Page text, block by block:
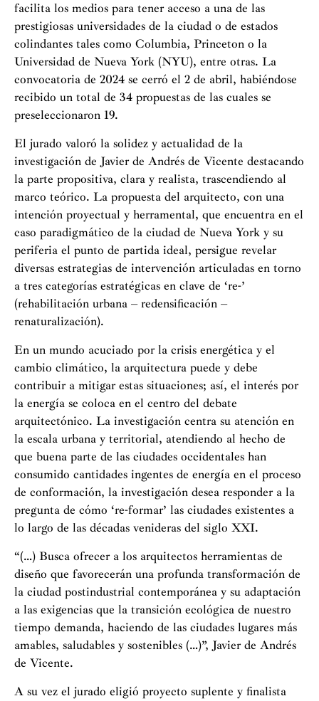
facilita los medios para tener acceso a una de las
prestigiosas universidades de la ciudad o de estados
colindantes tales como Columbia, Princeton o la
Universidad de Nueva York (NYU), entre otras. La
convocatoria de 2024 se cerró el 2 de abril, habiéndose
recibido un total de 34 propuestas de las cuales se
preseleccionaron 19.
El jurado valoró la solidez y actualidad de la
investigación de Javier de Andrés de Vicente destacando
la parte propositiva, clara y realista, trascendiendo al
marco teórico. La propuesta del arquitecto, con una
intención proyectual y herramental, que encuentra en el
caso paradigmático de la ciudad de Nueva York y su
periferia el punto de partida ideal, persigue revelar
diversas estrategias de intervención articuladas en torno
a tres categorías estratégicas en clave de ‘re-’
(rehabilitación urbana – redensificación –
renaturalización).
En un mundo acuciado por la crisis energética y el
cambio climático, la arquitectura puede y debe
contribuir a mitigar estas situaciones; así, el interés por
la energía se coloca en el centro del debate
arquitectónico. La investigación centra su atención en
la escala urbana y territorial, atendiendo al hecho de
que buena parte de las ciudades occidentales han
consumido cantidades ingentes de energía en el proceso
de conformación, la investigación desea responder a la
pregunta de cómo ‘re-formar’ las ciudades existentes a
lo largo de las décadas venideras del siglo XXI.
“(…) Busca ofrecer a los arquitectos herramientas de
diseño que favorecerán una profunda transformación de
la ciudad postindustrial contemporánea y su adaptación
a las exigencias que la transición ecológica de nuestro
tiempo demanda, haciendo de las ciudades lugares más
amables, saludables y sostenibles (…)”, Javier de Andrés
de Vicente.
A su vez el jurado eligió proyecto suplente y finalista